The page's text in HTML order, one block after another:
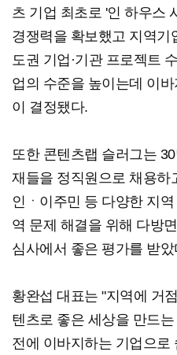
츠 기업 최초로 '인 하우스
경쟁력을 확보했고 지역기
도권 기업·기관 프로젝트
업의 수준을 높이는데 이
이 결정됐다.
또한 콘텐츠랩 슬러그는
재들을 정직원으로 채용하
인ㆍ이주민 등 다양한 지
역 문제 해결을 위해 다방
심사에서 좋은 평가를 받았
황완섭 대표는 "지역에 거
텐츠로 좋은 세상을 만드
전에 이바지하는 기업으로